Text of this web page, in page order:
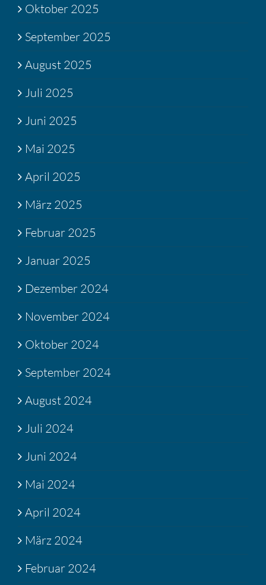
Oktober 2025
September 2025
August 2025
Juli 2025
Juni 2025
Mai 2025
April 2025
März 2025
Februar 2025
Januar 2025
Dezember 2024
November 2024
Oktober 2024
September 2024
August 2024
Juli 2024
Juni 2024
Mai 2024
April 2024
März 2024
Februar 2024